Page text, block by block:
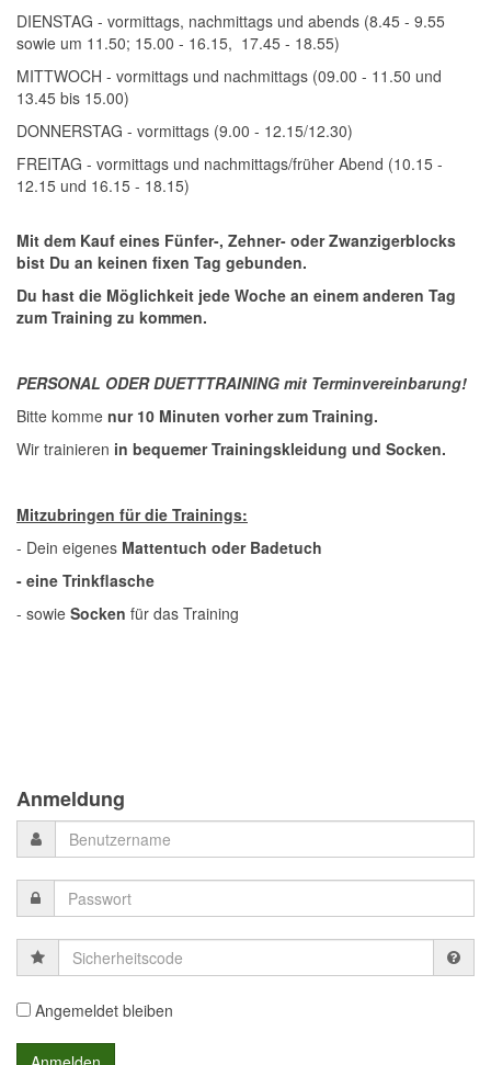
DIENSTAG - vormittags, nachmittags und abends (8.45 - 9.55
sowie um 11.50; 15.00 - 16.15, 17.45 - 18.55)
MITTWOCH - vormittags und nachmittags (09.00 - 11.50 und
13.45 bis 15.00)
DONNERSTAG - vormittags (9.00 - 12.15/12.30)
FREITAG - vormittags und nachmittags/früher Abend (10.15 -
12.15 und 16.15 - 18.15)
Mit dem Kauf eines Fünfer-, Zehner- oder Zwanzigerblocks
bist Du an keinen fixen Tag gebunden.
Du hast die Möglichkeit jede Woche an einem anderen Tag
zum Training zu kommen.
PERSONAL ODER DUETTTRAINING mit Terminvereinbarung!
Bitte komme nur 10 Minuten vorher zum Training.
Wir trainieren in bequemer Trainingskleidung und Socken.
Mitzubringen für die Trainings:
- Dein eigenes Mattentuch oder Badetuch
- eine Trinkflasche
- sowie Socken für das Training
Anmeldung
Sicherheitscode
Angemeldet bleiben